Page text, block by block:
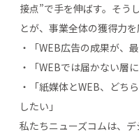
接点”で手を伸ばす。そう
とが、事業全体の獲得力を
・「WEB広告の成果が、
・「WEBでは届かない層
・「紙媒体とWEB、どち
したい」
私たちニューズコムは、